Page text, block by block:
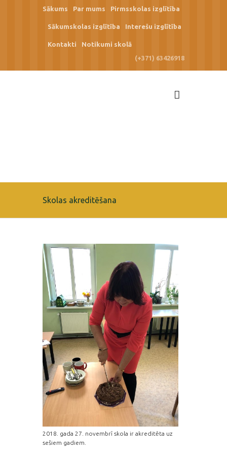
Sākums Par mums Pirmsskolas izglītība
Sākumskolas izglītība Interešu izglītība
Kontakti
Notikumi skolā
(+371) 63426918
Skolas akreditēšana
2018. gada 27. novembrī skola ir akreditēta uz
sešiem gadiem.